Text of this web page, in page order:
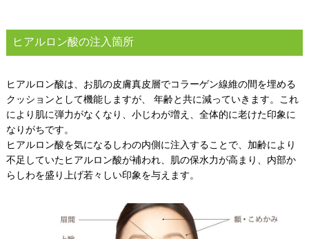
ヒアルロン酸の注入箇所​
ヒアルロン酸は、お肌の皮膚真皮層でコラーゲン線維の間を埋める
クッションとして機能しますが、 年齢と共に減っていきます。これ
により肌に弾力がなくなり、小じわが増え、全体的に老けた印象に
なりがちです。​
ヒアルロン酸を気になるしわの内側に注入することで、加齢により
不足していたヒアルロン酸が補われ、肌の保水力が高まり、内部か
らしわを盛り上げ若々しい印象を与えます​。